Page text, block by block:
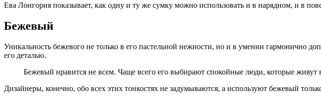
Ева Лонгория показывает, как одну и ту же сумку можно использовать и в нарядном, и в
Бежевый
Уникальность бежевого не только в его пастельной нежности, но и в умении гармонично
его деталью.
Бежевый нравится не всем. Чаще всего его выбирают спокойные люди, которые живут
Дизайнеры, конечно, обо всех этих тонкостях не задумываются, а используют бежевый